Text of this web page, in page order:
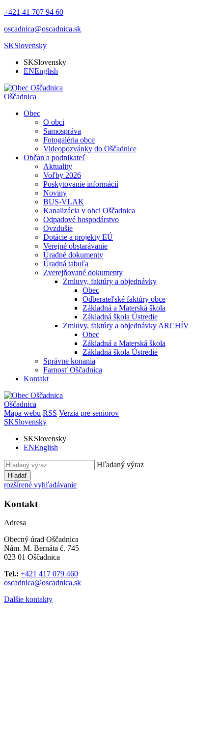
+421 41 707 94 60
oscadnica@oscadnica.sk
SKSlovensky
SKSlovensky
ENEnglish
Oščadnica
Obec
O obci
Samospráva
Fotogaléria obce
Videopozvánky do Oščadnice
Občan a podnikateľ
Aktuality
Voľby 2026
Poskytovanie informácií
Noviny
BUS-VLAK
Kanalizácia v obci Oščadnica
Odpadové hospodárstvo
Ovzdušie
Dotácie a projekty EÚ
Verejné obstarávanie
Úradné dokumenty
Úradná tabuľa
Zverejňované dokumenty
Zmluvy, faktúry a objednávky
Obec
Odberateľské faktúry obce
Základná a Materská škola
Základná škola Ústredie
Zmluvy, faktúry a objednávky ARCHÍV
Obec
Základná a Materská škola
Základná škola Ústredie
Správne konania
Farnosť Oščadnica
Kontakt
Oščadnica
Mapa webu RSS Verzia pre seniorov
SKSlovensky
SKSlovensky
ENEnglish
Hľadaný výraz
Hľadať
rozšírené vyhľadávanie
Kontakt
Adresa
Obecný úrad Oščadnica
Nám. M. Bernáta č. 745
023 01 Oščadnica
Tel.: +421 417 079 460
oscadnica@oscadnica.sk
Dalšie kontakty